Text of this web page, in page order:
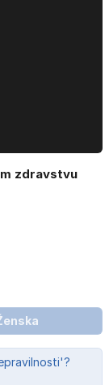
zdravstvu